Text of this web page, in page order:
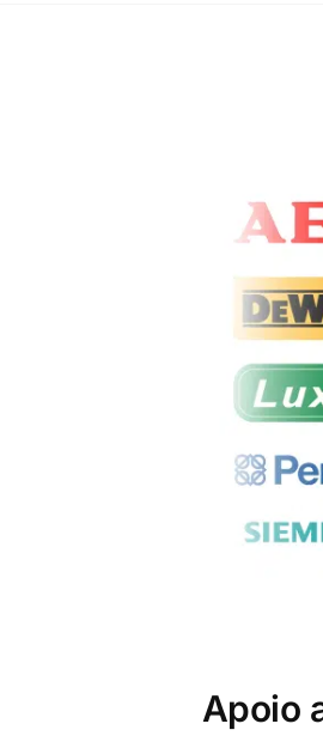
Apoio